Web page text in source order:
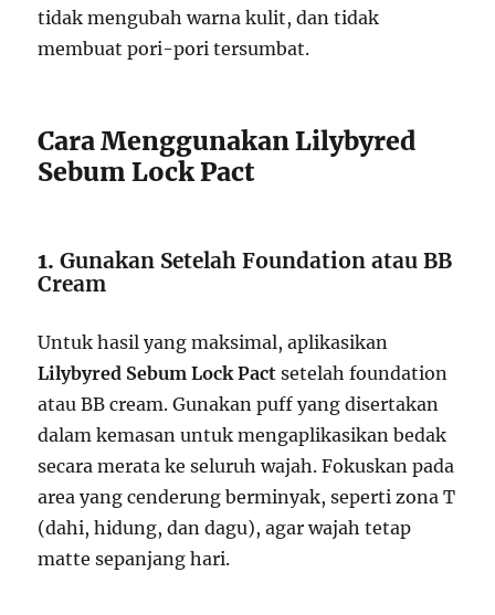
tidak mengubah warna kulit, dan tidak
membuat pori-pori tersumbat.
Cara Menggunakan Lilybyred
Sebum Lock Pact
1.Gunakan Setelah Foundation atau BB
Cream
Untuk hasil yang maksimal, aplikasikan
Lilybyred Sebum Lock Pact setelah foundation
atau BB cream. Gunakan puff yang disertakan
dalam kemasan untuk mengaplikasikan bedak
secara merata ke seluruh wajah. Fokuskan pada
area yang cenderung berminyak, seperti zona T
(dahi, hidung, dan dagu), agar wajah tetap
matte sepanjang hari.